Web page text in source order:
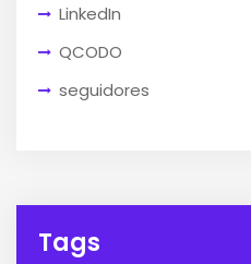
LinkedIn
QCODO
seguidores
Tags